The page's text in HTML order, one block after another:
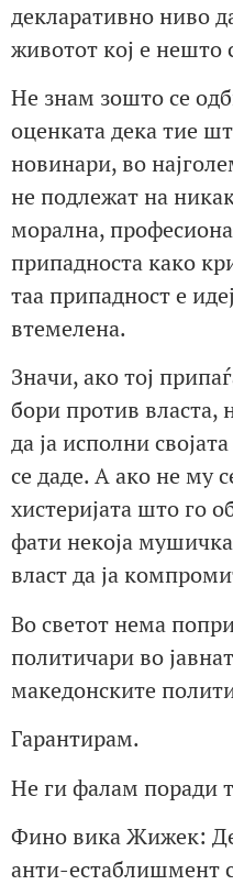
декларативно ниво
животот кој е нешто
Не знам зошто се
оценката дека тие
новинари, во
не подлежат на
морална,
припадноста како
таа припадност е
втемелена.
Значи, ако тој
бори против власта,
да ја исполни
се даде. А ако не му
хистеријата што го
фати некоја
власт да ја
Во светот нема
политичари во
македонските
Гарантирам.
Не ги фалам поради
Фино вика Жижек:
анти-естаблишмент